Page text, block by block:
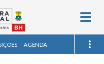
AGENDA